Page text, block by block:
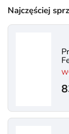
Najczęściej